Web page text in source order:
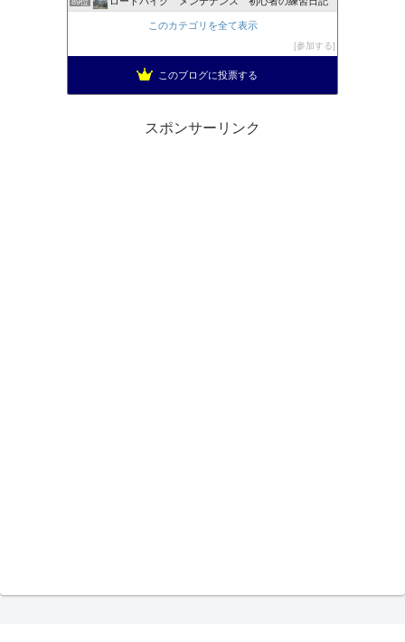
89位
１本の轍(わだち)
TEAM補助輪
このカテゴリを全て表示
参加する
このブログに投票する
スポンサーリンク